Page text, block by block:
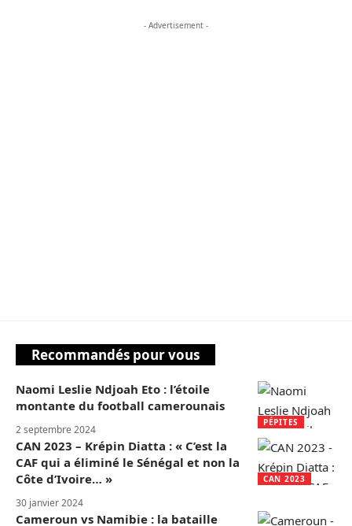
- Advertisement -
Recommandés pour vous
PÉPITES
Naomi Leslie Ndjoah Eto : l’étoile
montante du football camerounais
2 septembre 2024
CAN 2023
CAN 2023 – Krépin Diatta : « C’est la
CAF qui a éliminé le Sénégal et non la
Côte d’Ivoire… »
30 janvier 2024
Cameroun vs Namibie : la bataille